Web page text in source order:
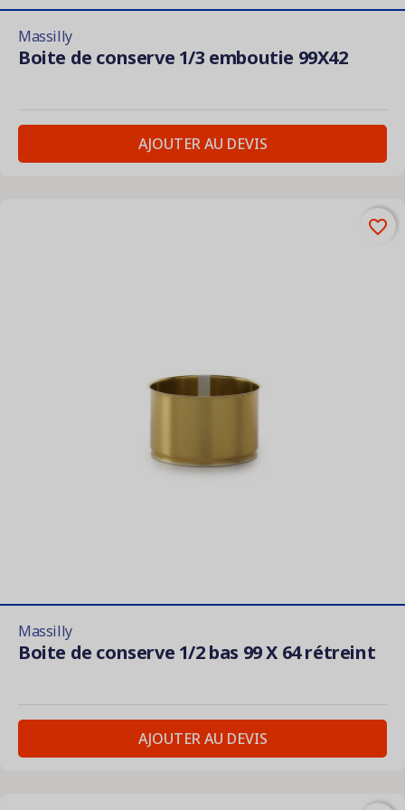
Massilly
Boite de conserve 1/3 emboutie 99X42
AJOUTER AU DEVIS
Massilly
Boite de conserve 1/2 bas 99 X 64 rétreint
AJOUTER AU DEVIS
favorite_border